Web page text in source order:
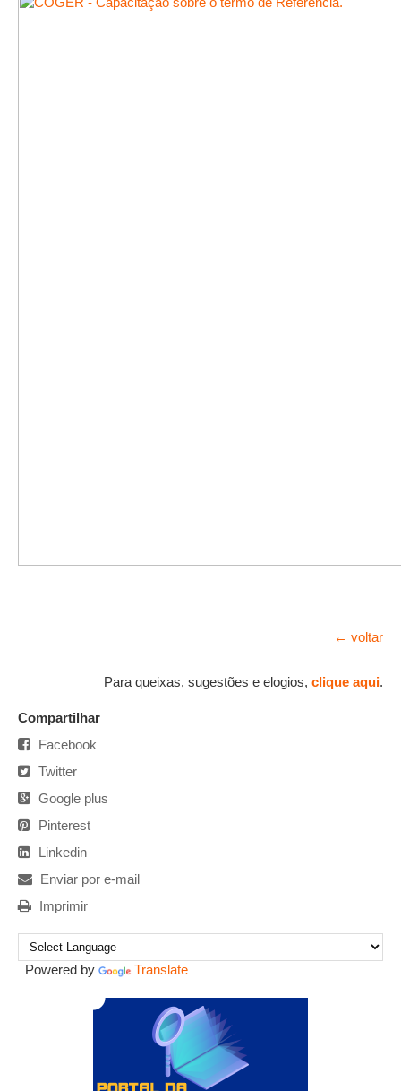
← voltar
Para queixas, sugestões e elogios, clique aqui.
Compartilhar
Facebook
Twitter
Google plus
Pinterest
Linkedin
Enviar por e-mail
Imprimir
Powered by Translate